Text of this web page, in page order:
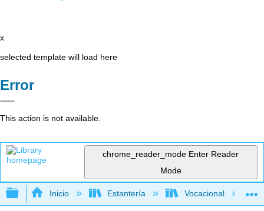
x
selected template will load here
Error
This action is not available.
chrome_reader_mode Enter Reader
Mode
Expandir/contraer jerarquía global
Inicio Estantería Vocacional